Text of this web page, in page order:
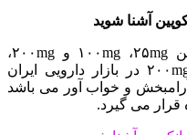
آشنا شوید
قرص ترانکوپین در دوزهای تراکوپین ۱۰۰mg ،۲۵mg و ۲۰۰mg،
همچنین ترانکوپین ای آر ۵۰mg و ۲۰۰mg در بازار دارویی ایران
و خواب آور می باشد
قرار می گیرد.